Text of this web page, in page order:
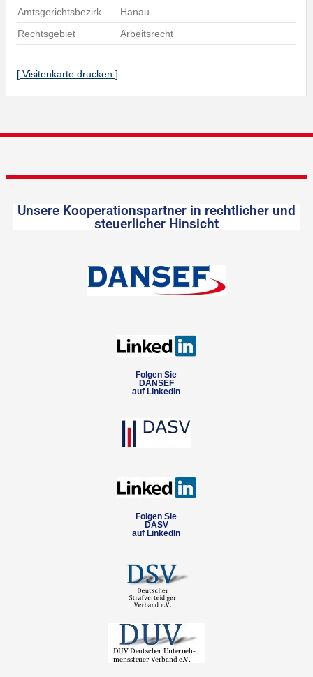
Amtsgerichtsbezirk
Hanau
Rechtsgebiet
Arbeitsrecht
[ Visitenkarte drucken ]
Unsere Kooperationspartner in rechtlicher und
steuerlicher Hinsicht
Folgen Sie
DANSEF
auf LinkedIn
Folgen Sie
DASV
auf LinkedIn